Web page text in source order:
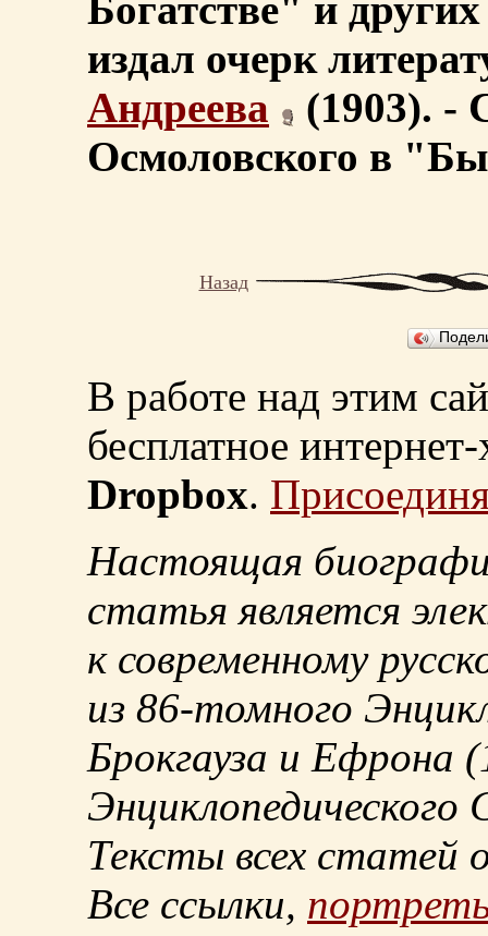
Богатстве" и
издал очерк
Андреева
(1903). -
Осмоловского в
Назад
В работе над этим
бесплатное
Dropbox.
Настоящая
статья является
к современному
из 86-томного
Брокгауза и Ефрона
Энциклопедического
Тексты всех статей
Все ссылки,